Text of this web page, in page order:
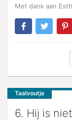
Met dank aan
Taalvoutje
6. Hij is